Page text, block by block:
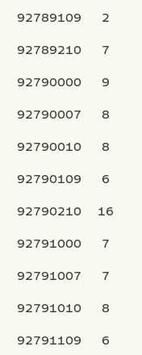
92789109
2
92789210
7
92790000
9
92790007
8
92790010
8
92790109
6
92790210
16
92791000
7
92791007
7
92791010
8
92791109 6